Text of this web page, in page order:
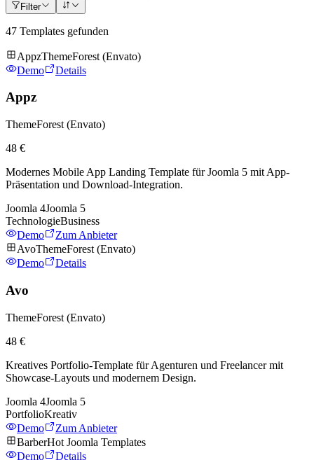
Filter
47 Templates gefunden
AppzThemeForest (Envato)
Demo
Details
Appz
ThemeForest (Envato)
48 €
Modernes Mobile App Landing Template für Joomla 5 mit App-
Präsentation und Download-Integration.
Joomla 4Joomla 5
TechnologieBusiness
Demo
Zum Anbieter
AvoThemeForest (Envato)
Demo
Details
Avo
ThemeForest (Envato)
48 €
Kreatives Portfolio-Template für Agenturen und Freelancer mit
Showcase-Layouts und modernem Design.
Joomla 4Joomla 5
PortfolioKreativ
Demo
Zum Anbieter
BarberHot Joomla Templates
Demo
Details